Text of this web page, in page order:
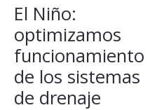
El Niño:
optimizamos
funcionamiento
de los sistemas
de drenaje